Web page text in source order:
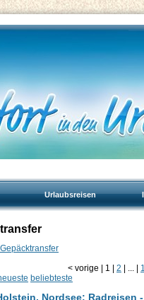
Urlaubsreisen
< vorige | 1 | 2 | |
beliebteste
Nordsee: Radreisen